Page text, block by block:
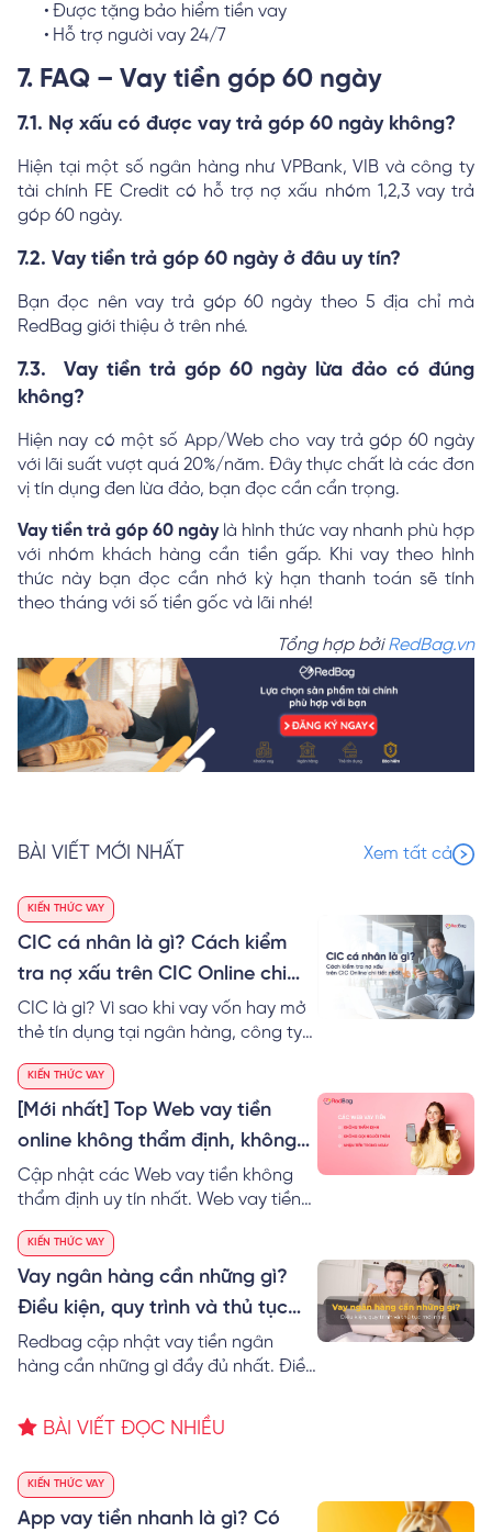
Được tặng bảo hiểm tiền vay
Hỗ trợ người vay 24/7
7. FAQ – Vay tiền góp 60 ngày
7.1. Nợ xấu có được vay trả góp 60 ngày không?
Hiện tại một số ngân hàng như VPBank, VIB và công ty
tài chính FE Credit có hỗ trợ nợ xấu nhóm 1,2,3 vay trả
góp 60 ngày.
7.2. Vay tiền trả góp 60 ngày ở đâu uy tín?
Bạn đọc nên vay trả góp 60 ngày theo 5 địa chỉ mà
RedBag giới thiệu ở trên nhé.
7.3. Vay tiền trả góp 60 ngày lừa đảo có đúng
không?
Hiện nay có một số App/Web cho vay trả góp 60 ngày
với lãi suất vượt quá 20%/năm. Đây thực chất là các đơn
vị tín dụng đen lừa đảo, bạn đọc cần cẩn trọng.
Vay tiền trả góp 60 ngàylà hình thức vay nhanh phù hợp
với nhóm khách hàng cần tiền gấp. Khi vay theo hình
thức này bạn đọc cần nhớ kỳ hạn thanh toán sẽ tính
theo tháng với số tiền gốc và lãi nhé!
Tổng hợp bởiRedBag.vn
BÀI VIẾT MỚI NHẤT Xem tất cả
KIẾN THỨC VAY
CIC cá nhân là gì? Cách kiểm
tra nợ xấu trên CIC Online chi
tiết
CIC là gì? Vì sao khi vay vốn hay mở
thẻ tín dụng tại ngân hàng, công ty
tốt? Xem ngay cách tự kiểm tra nợ
xấu cá nhân trên CIC Online miễn phí
KIẾN THỨC VAY
[Mới nhất] Top Web vay tiền
online không thẩm định, không
gọi điện xác nhận người thân
Cập nhật các Web vay tiền không
thẩm định uy tín nhất. Web vay tiền
nhận người thân, chỉ CMND nhận tiền
trong ngày tới 15 triệu.
KIẾN THỨC VAY
Vay ngân hàng cần những gì?
Điều kiện, quy trình và thủ tục
mới nhất
Redbag cập nhật vay tiền ngân
hàng cần những gì đầy đủ nhất. Điều
ngân hàng gồm những gì và cách
vay tiền ngân hàng nhanh nhất.
BÀI VIẾT ĐỌC NHIỀU
KIẾN THỨC VAY
App vay tiền nhanh là gì? Có